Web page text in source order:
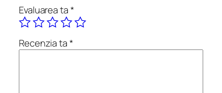
i
-
s
a
Evaluarea ta*
Recenzia ta*